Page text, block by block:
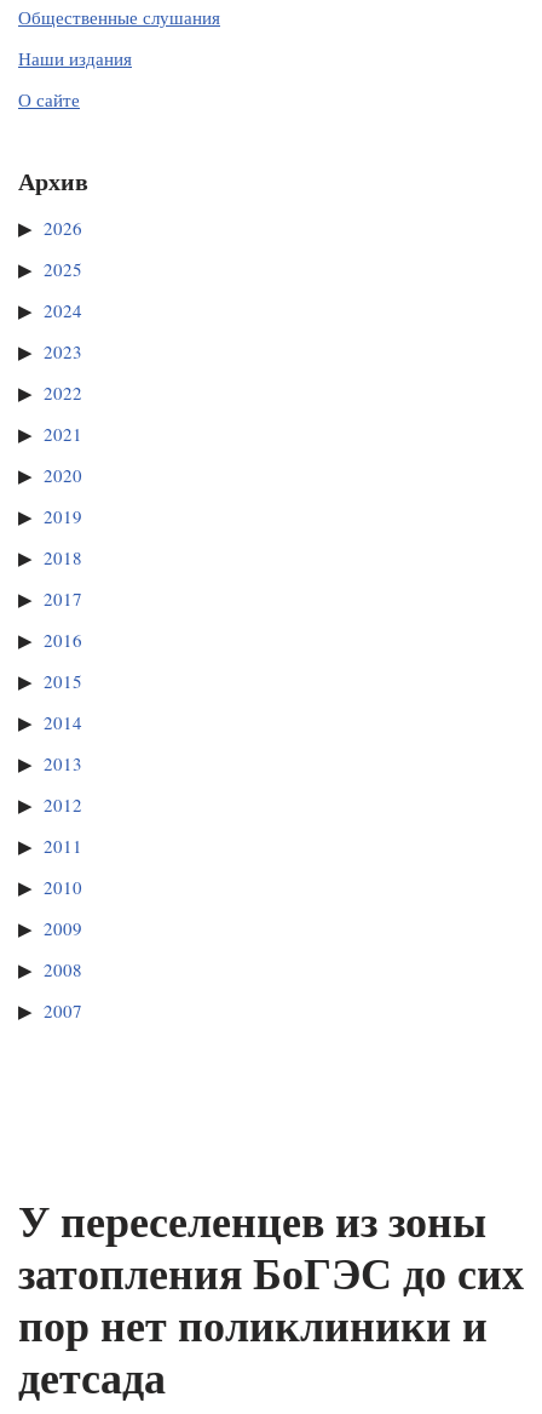
Общественные слушания
Наши издания
О сайте
Архив
2026
2025
2024
2023
2022
2021
2020
2019
2018
2017
2016
2015
2014
2013
2012
2011
2010
2009
2008
2007
У переселенцев из зоны
затопления БоГЭС до сих
пор нет поликлиники и
детсада